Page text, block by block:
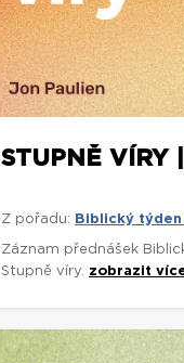
STUPNĚ VÍRY
Z pořadu: Biblický týden
Záznam přednášek
Stupně víry. zobrazit